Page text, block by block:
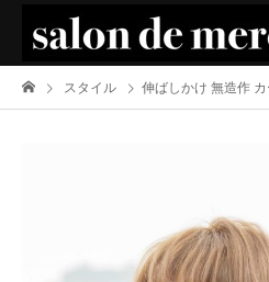
スタイル 伸ばしかけ 無造作